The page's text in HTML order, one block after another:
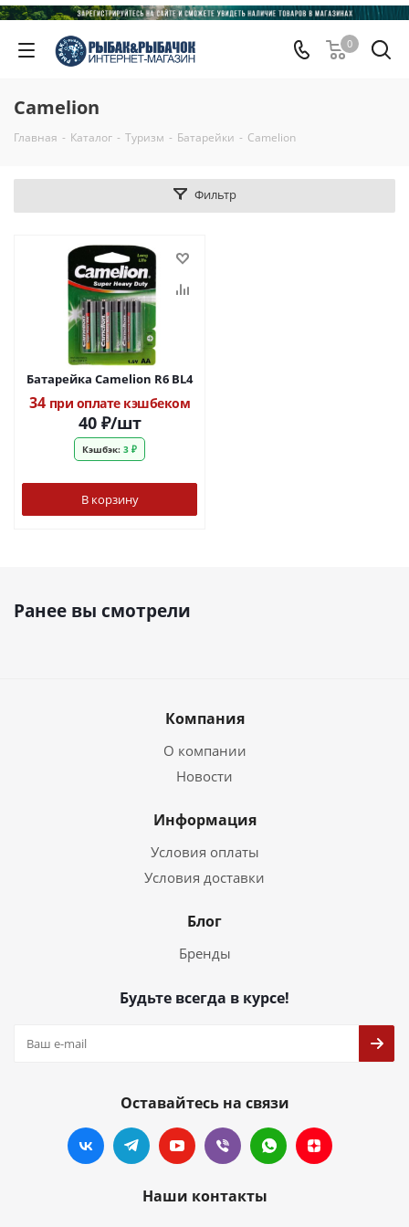
0
Camelion
Главная - Каталог - Туризм - Батарейки - Camelion
Фильтр
Батарейка Camelion R6 BL4
34 при оплате кэшбеком
40₽/шт
Кэшбэк: 3 ₽
В корзину
Ранее вы смотрели
Компания
О компании
Новости
Информация
Условия оплаты
Условия доставки
Блог
Бренды
Будьте всегда в курсе!
Оставайтесь на связи
Наши контакты